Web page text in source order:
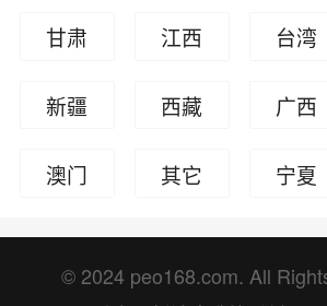
甘肃 江西 台湾
新疆 西藏 广西
澳门
其它
宁夏
自治
© 2024 peo168.com. All